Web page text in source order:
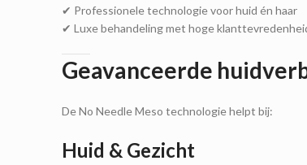
✔ Professionele technologie voor huid én haar
✔ Luxe behandeling met hoge
Geavanceerde
De No Needle Meso technologie helpt bij:
Huid & Gezicht